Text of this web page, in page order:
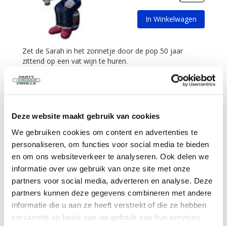
Deze website maakt gebruik van cookies
We gebruiken cookies om content en advertenties te
personaliseren, om functies voor social media te bieden
en om ons websiteverkeer te analyseren. Ook delen we
informatie over uw gebruik van onze site met onze
partners voor social media, adverteren en analyse. Deze
partners kunnen deze gegevens combineren met andere
informatie die u aan ze heeft verstrekt of die ze hebben
verzameld op basis van uw gebruik van hun services.
In Winkelwagen
Zet de Sarah in het zonnetje door de pop 50 jaar
zittend op een vat wijn te huren.
meer informatie
3 dagen
Excl. BTW
In Winkelwagen
Zet de 60-jarige vrouw in het zonnetje door deze pop
60 jaar zittend op een vat wijn te huren!